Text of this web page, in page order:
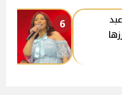
6